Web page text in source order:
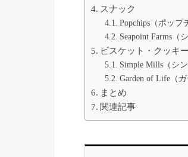
スナック
Popchips（ポッ
Seapoint Farms
ビスケット・クッキー
Simple Mills（シ
Garden of Life（
まとめ
関連記事